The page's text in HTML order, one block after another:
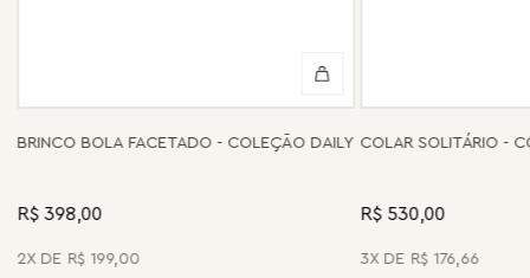
BRINCO BOLA FACETADO - COLEÇÃO DAILY
R$ 398,00
2 R$ 199,00
COLAR SOLITÁRIO -
R$ 530,00
3 R$ 176,66